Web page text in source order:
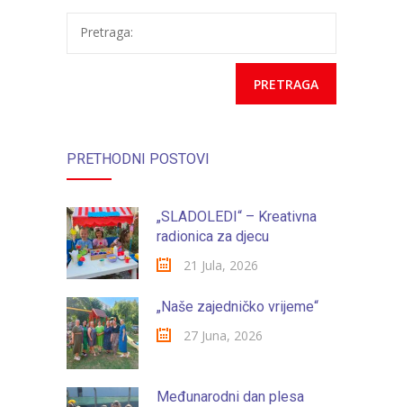
Pretraga:
PRETHODNI POSTOVI
„SLADOLEDI“ – Kreativna
radionica za djecu
21 Jula, 2026
„Naše zajedničko vrijeme“
27 Juna, 2026
Međunarodni dan plesa